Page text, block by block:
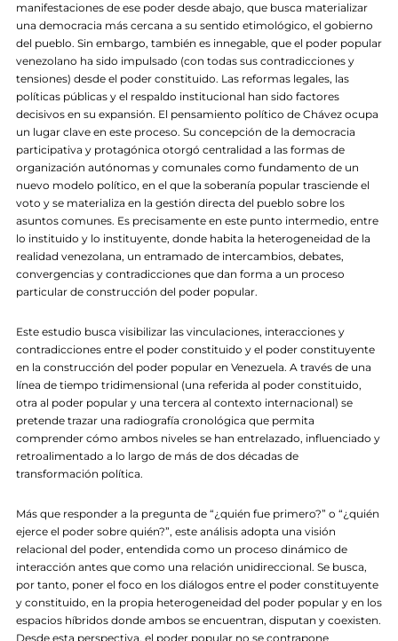
manifestaciones de ese poder desde abajo, que busca materializar
una democracia más cercana a su sentido etimológico, el gobierno
del pueblo. Sin embargo, también es innegable, que el poder popular
venezolano ha sido impulsado (con todas sus contradicciones y
tensiones) desde el poder constituido. Las reformas legales, las
políticas públicas y el respaldo institucional han sido factores
decisivos en su expansión. El pensamiento político de Chávez ocupa
un lugar clave en este proceso. Su concepción de la democracia
participativa y protagónica otorgó centralidad a las formas de
organización autónomas y comunales como fundamento de un
nuevo modelo político, en el que la soberanía popular trasciende el
voto y se materializa en la gestión directa del pueblo sobre los
asuntos comunes. Es precisamente en este punto intermedio, entre
lo instituido y lo instituyente, donde habita la heterogeneidad de la
realidad venezolana, un entramado de intercambios, debates,
convergencias y contradicciones que dan forma a un proceso
particular de construcción del poder popular.
Este estudio busca visibilizar las vinculaciones, interacciones y
contradicciones entre el poder constituido y el poder constituyente
en la construcción del poder popular en Venezuela. A través de una
línea de tiempo tridimensional (una referida al poder constituido,
otra al poder popular y una tercera al contexto internacional) se
pretende trazar una radiografía cronológica que permita
comprender cómo ambos niveles se han entrelazado, influenciado y
retroalimentado a lo largo de más de dos décadas de
transformación política.
Más que responder a la pregunta de “¿quién fue primero?” o “¿quién
ejerce el poder sobre quién?”, este análisis adopta una visión
relacional del poder, entendida como un proceso dinámico de
interacción antes que como una relación unidireccional. Se busca,
por tanto, poner el foco en los diálogos entre el poder constituyente
y constituido, en la propia heterogeneidad del poder popular y en los
espacios híbridos donde ambos se encuentran, disputan y coexisten.
Desde esta perspectiva, el poder popular no se contrapone